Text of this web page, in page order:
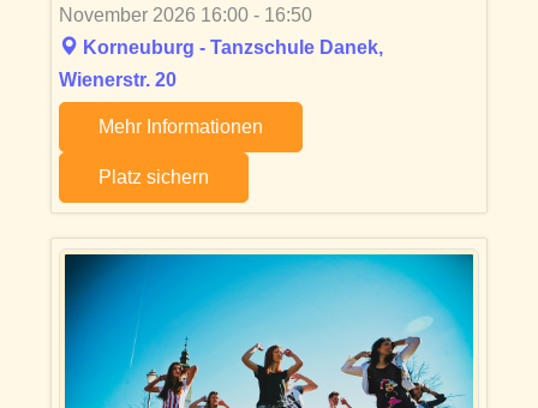
November 2026 16:00 - 16:50
Korneuburg - Tanzschule Danek,
Wienerstr. 20
Mehr Informationen
Platz sichern